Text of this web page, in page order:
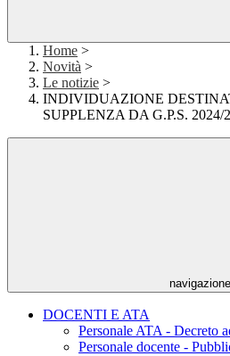
Home >
Novità >
Le notizie >
INDIVIDUAZIONE
SUPPLENZA DA G.P.S. 2024/
navigazione
DOCENTI E ATA
Personale ATA - Decreto
Personale docente -